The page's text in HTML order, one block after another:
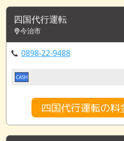
四国代行運転
今治市
0898-22-9488
CASH
四国代行運転の料